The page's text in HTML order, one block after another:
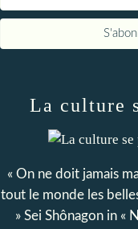
La culture
« On ne doit jamais
tout le monde les
» Sei Shônagon in «